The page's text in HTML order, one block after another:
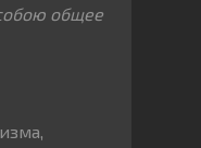
общее